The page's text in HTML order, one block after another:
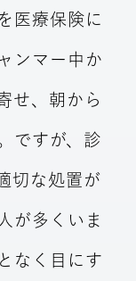
医療保険に
ンマー中か
せ、朝から
ですが、診
切な処置が
が多くいま
なく目にす